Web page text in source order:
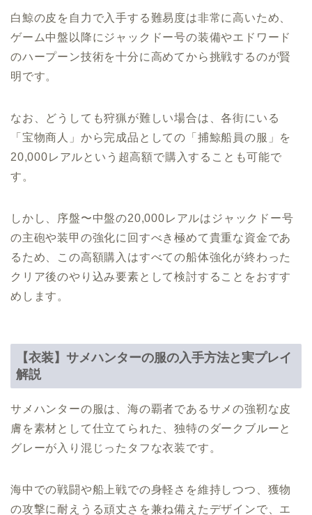
白鯨の皮を自力で入手する難易度は非常に高いため、
ゲーム中盤以降にジャックドー号の装備やエドワード
のハープーン技術を十分に高めてから挑戦するのが賢
明です。
なお、どうしても狩猟が難しい場合は、各街にいる
「宝物商人」から完成品としての「捕鯨船員の服」を
20,000レアルという超高額で購入することも可能で
す。
しかし、序盤〜中盤の20,000レアルはジャックドー号
の主砲や装甲の強化に回すべき極めて貴重な資金であ
るため、この高額購入はすべての船体強化が終わった
クリア後のやり込み要素として検討することをおすす
めします。
【衣装】サメハンターの服の入手方法と実プレイ
解説
サメハンターの服は、海の覇者であるサメの強靭な皮
膚を素材として仕立てられた、独特のダークブルーと
グレーが入り混じったタフな衣装です。
海中での戦闘や船上戦での身軽さを維持しつつ、獲物
の攻撃に耐えうる頑丈さを兼ね備えたデザインで、エ